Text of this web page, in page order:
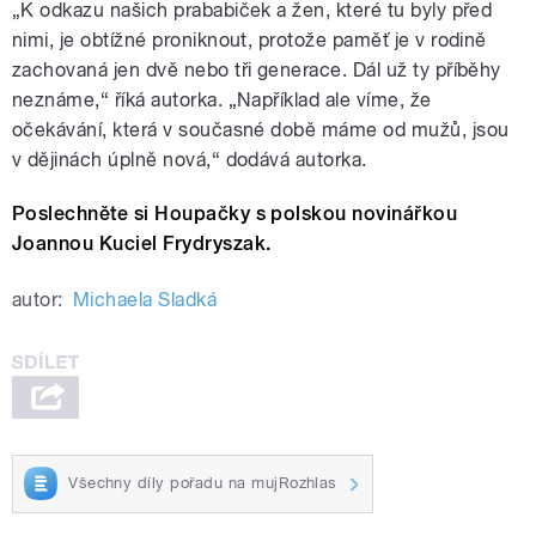
„K odkazu našich prababiček a žen, které tu byly před
nimi, je obtížné proniknout, protože paměť je v rodině
zachovaná jen dvě nebo tři generace. Dál už ty příběhy
neznáme,“ říká autorka. „Například ale víme, že
očekávání, která v současné době máme od mužů, jsou
v dějinách úplně nová,“ dodává autorka.
Poslechněte si Houpačky s polskou novinářkou
Joannou Kuciel Frydryszak.
autor: Michaela Sladká
Všechny díly pořadu na mujRozhlas